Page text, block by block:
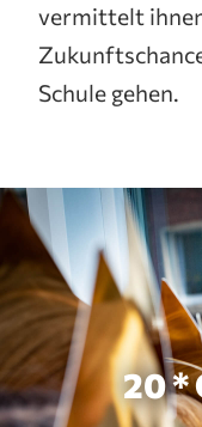
vermittelt
Schule gehen.
20 *